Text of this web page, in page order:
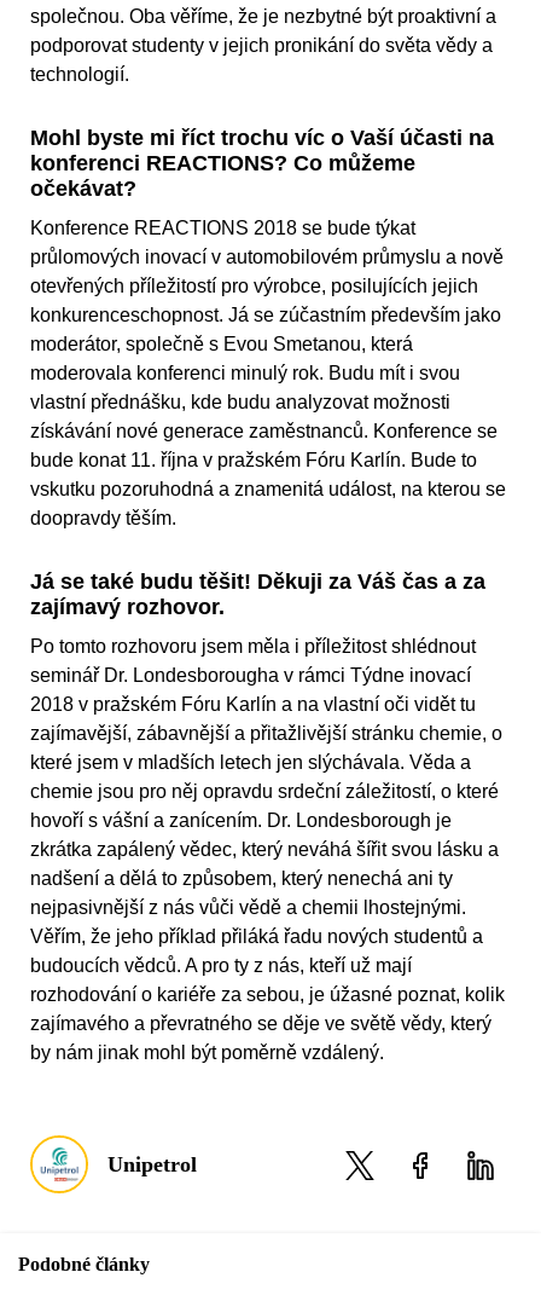
společnou. Oba věříme, že je nezbytné být proaktivní a
podporovat studenty v jejich pronikání do světa vědy a
technologií.
Mohl byste mi říct trochu víc o Vaší účasti na
konferenci REACTIONS? Co můžeme
očekávat?
Konference REACTIONS 2018 se bude týkat
průlomových inovací v automobilovém průmyslu a nově
otevřených příležitostí pro výrobce, posilujících jejich
konkurenceschopnost. Já se zúčastním především jako
moderátor, společně s Evou Smetanou, která
moderovala konferenci minulý rok. Budu mít i svou
vlastní přednášku, kde budu analyzovat možnosti
získávání nové generace zaměstnanců. Konference se
bude konat 11. října v pražském Fóru Karlín. Bude to
vskutku pozoruhodná a znamenitá událost, na kterou se
doopravdy těším.
Já se také budu těšit! Děkuji za Váš čas a za
zajímavý rozhovor.
Po tomto rozhovoru jsem měla i příležitost shlédnout
seminář Dr. Londesborougha v rámci Týdne inovací
2018 v pražském Fóru Karlín a na vlastní oči vidět tu
zajímavější, zábavnější a přitažlivější stránku chemie, o
které jsem v mladších letech jen slýchávala. Věda a
chemie jsou pro něj opravdu srdeční záležitostí, o které
hovoří s vášní a zanícením. Dr. Londesborough je
zkrátka zapálený vědec, který neváhá šířit svou lásku a
nadšení a dělá to způsobem, který nenechá ani ty
nejpasivnější z nás vůči vědě a chemii lhostejnými.
Věřím, že jeho příklad přiláká řadu nových studentů a
budoucích vědců. A pro ty z nás, kteří už mají
rozhodování o kariéře za sebou, je úžasné poznat, kolik
zajímavého a převratného se děje ve světě vědy, který
by nám jinak mohl být poměrně vzdálený.
Unipetrol
Podobné články